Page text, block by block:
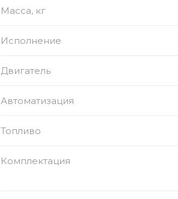
Масса, кг
Исполнение
Двигатель
Автоматизация
Топливо
Комплектация